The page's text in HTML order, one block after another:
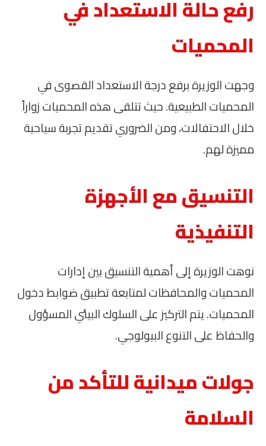
رفع حالة الاستعداد في
المحميات
وجهت الوزيرة برفع درجة الاستعداد القصوى في
المحميات الطبيعية. حيث تتلقى هذه المحميات زواراً
خلال الاحتفالات، ومن الضروري تقديم تجربة سياحية
مميزة لهم.
التنسيق مع الأجهزة
التنفيذية
نوهت الوزيرة إلى أهمية التنسيق بين إدارات
المحميات والمحافظات لمتابعة تطبيق ضوابط دخول
المحميات. يتم التركيز على السلوك البيئي المسؤول
والحفاظ على التنوع البيولوجي.
جولات ميدانية للتأكد من
السلامة